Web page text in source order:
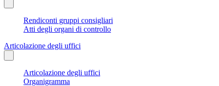
Rendiconti gruppi consigliari
Atti degli organi di controllo
Articolazione degli uffici
Articolazione degli uffici
Organigramma